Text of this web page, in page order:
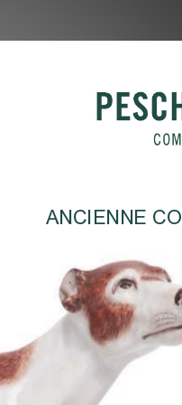
ANCIENNE